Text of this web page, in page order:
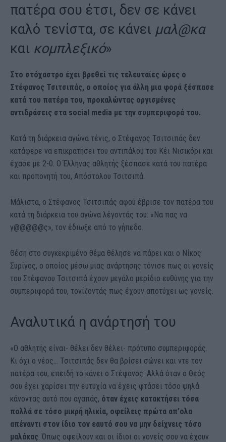
πατέρα σου έτσι, δεν σε κάνει
καλό τενίστα, σε κάνει μαλ@κα
και κομπλεξικό»
Στο στόχαστρο έχει βρεθεί τις τελευταίες ώρες ο
Στέφανος Τσιτσιπάς, ο οποίος για άλλη μια φορά ξέσπασε
κατά του πατέρα του, προκαλώντας οργισμένες
αντιδράσεις στα social media με την συμπεριφορά του.
Κατά τη διάρκεια αγώνα τένις, ο Στέφανος Τσιτσιπάς δεν
κατάφερε να επικρατήσει του αντιπάλου του Κέι Νισικόρι και
έχασε με 2-0. Ο Έλληνας αθλητής ξέσπασε κατά του πατέρα
και προπονητή του, Απόστολου Τσιτσιπά.
Μάλιστα, ο Στέφανος Τσιτσιπάς αφού έβρισε τον πατέρα του
κατά τη διάρκεια του αγώνα λέγοντάς του: «Να πας να
γ@@@@@ς», τον έδιωξε από το γήπεδο.
Θέση στο συγκεκριμένο θέμα θέλησε να πάρει και ο Νίκος
Συρίγος, ο οποίος μέσω μιας ανάρτησης τόνισε πως οι γονείς
του Στέφανου Τσιτσιπά έχουν μεγάλο μερίδιο ευθύνης για την
συμπεριφορά του, τονίζοντάς πως έχουν αποτύχει ως γονείς.
Αναλυτικά η ανάρτησή του
«Ο αθλητής είναι- θέλει δεν θέλει- πρότυπο συμπεριφοράς.
Κι όχι ο νέος… Τσιτσιπάς δεν θα βρίσει σώνει και ντε τον
πατέρα του, επειδή το κάνει ο Στέφανος. Αλλά όταν ο Θεός
σου έχει χαρίσει την ευτυχία να έχεις φτάσει τόσο ψηλά
κάνοντας αυτό που αγαπάς, όταν έχεις κατακτήσει τόσα
πολλά σε τόσο μικρή ηλικία, οφείλεις πρώτα απ’ολα
απέναντι στον ίδιο τον εαυτό σου να μην δείχνεις τόσο
μαλάκας. Όπως οφείλουν και οι ίδιοι οι γονείς σου να έχουν